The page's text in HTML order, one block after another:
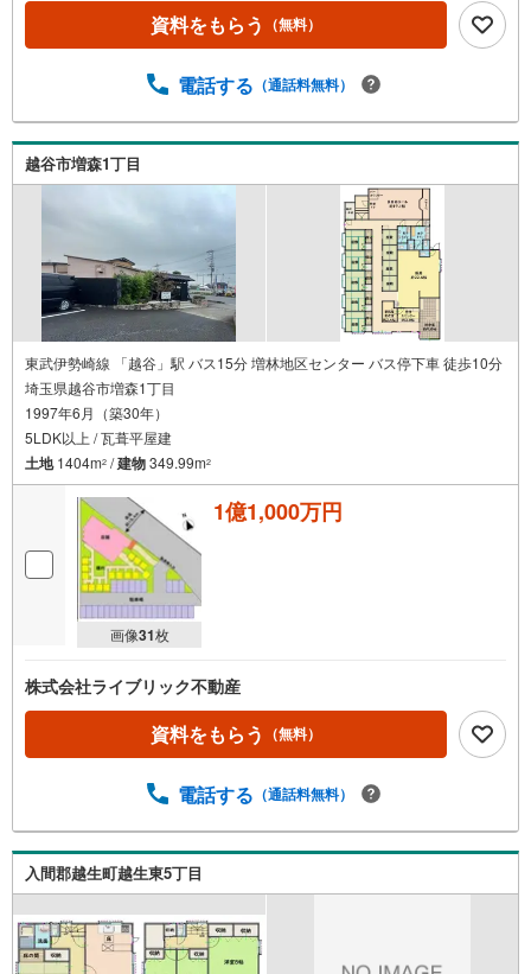
資料をもらう （無料）
電話する （通話料無料）
越谷市増森1丁目
東武伊勢崎線 「越谷」駅 バス15分 増林地区センター バス停下車 徒歩10分
埼玉県越谷市増森1丁目
1997年6月（築30年）
5LDK以上 / 瓦葺平屋建
土地1404m2 /建物349.99m2
画像31枚
1億1,000万円
株式会社ライブリック不動産
資料をもらう （無料）
電話する （通話料無料）
入間郡越生町越生東5丁目